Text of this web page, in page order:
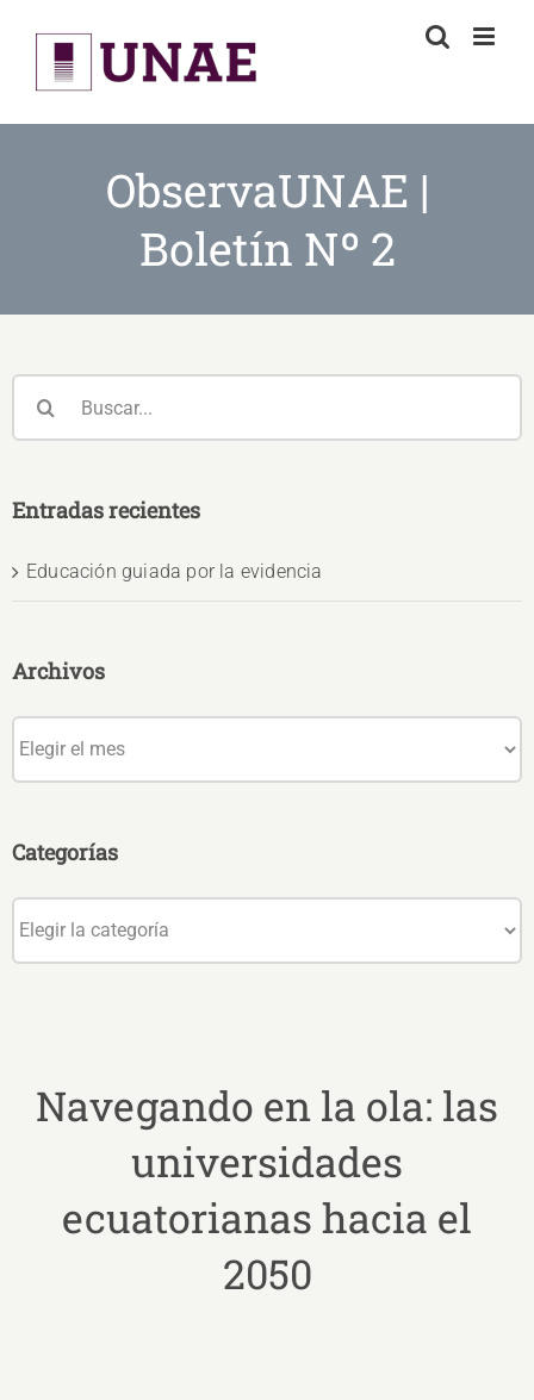
content
ObservaUNAE |
Boletín Nº 2
Navegando en la ola: las
universidades
ecuatorianas hacia el
2050
Entradas recientes
Educación guiada por la evidencia
Archivos
Categorías